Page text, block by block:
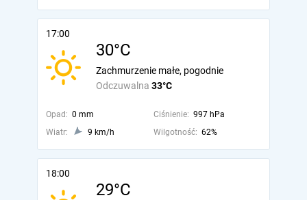
17:00
30°C
Odczuwalna 33°C
Zachmurzenie małe, pogodnie
Opad: 0 mm Ciśnienie: 997 hPa
Wiatr:
9 km/h Wilgotność: 62%
18:00
29°C